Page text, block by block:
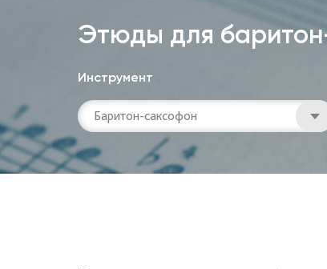
Этюды для
Инструмент
Баритон-саксофон